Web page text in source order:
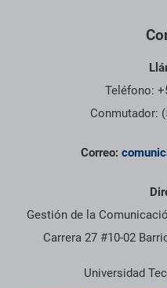
Teléfono:
Conmutador:
Correo:
Gestión de la
Carrera 27 #10-02
Universidad